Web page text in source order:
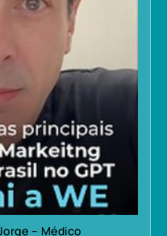
– Médico